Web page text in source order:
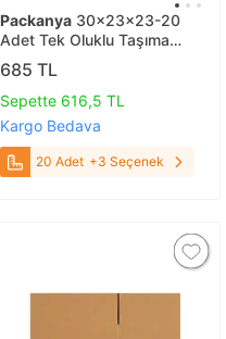
Packanya 30x23x23-20
Adet Tek Oluklu Taşıma
Kolisi 20 Adet
685 TL
Sepette 616,5 TL
Kargo Bedava
20 Adet +3 Seçenek